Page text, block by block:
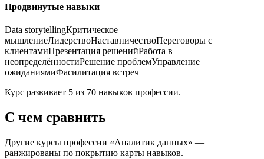
Продвинутые навыки
Data storytellingКритическое
мышлениеЛидерствоНаставничествоПереговоры с
клиентамиПрезентация решенийРабота в
неопределённостиРешение проблемУправление
ожиданиямиФасилитация встреч
Курс развивает 5 из 70 навыков профессии.
С чем сравнить
Другие курсы профессии «Аналитик данных» —
ранжированы по покрытию карты навыков.